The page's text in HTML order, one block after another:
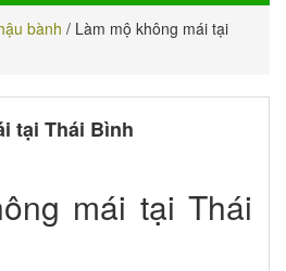
bành / Làm mộ không mái tại
tại Thái Bình
mái tại Thái